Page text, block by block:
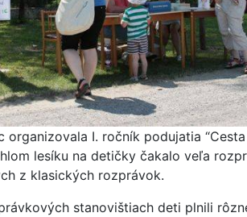
organizovala I. ročník podujatia
lesíku na detičky čakalo veľa
z klasických rozprávok.
stanovištiach deti plnili